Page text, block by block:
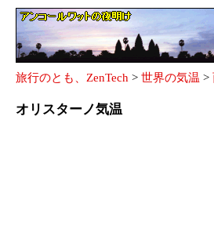
旅行のとも、ZenTech > 世界の気温 >
オリスターノ気温